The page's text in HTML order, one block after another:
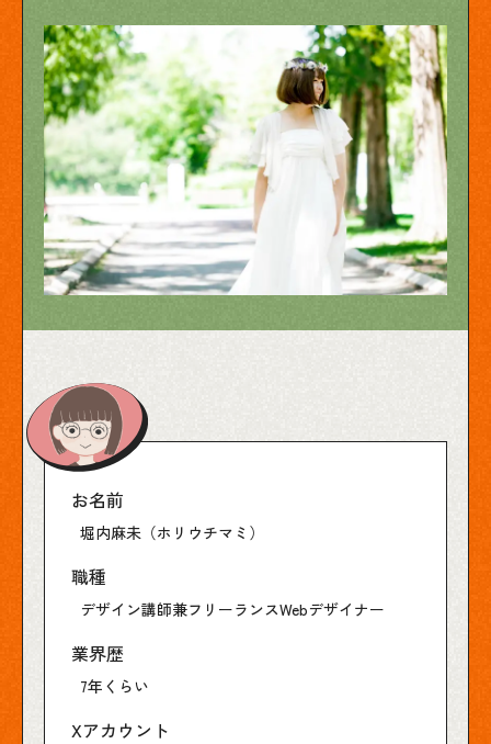
お名前
堀内麻未（ホリウチマミ）
職種
デザイン講師兼フリーランスWebデザイナー
業界歴
7年くらい
Xアカウント